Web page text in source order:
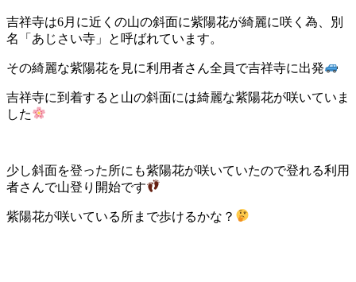
吉祥寺は6月に近くの山の斜面に紫陽花が綺麗に咲く為、別
名「あじさい寺」と呼ばれています。
その綺麗な紫陽花を見に利用者さん全員で吉祥寺に出発
吉祥寺に到着すると山の斜面には綺麗な紫陽花が咲いていま
した
少し斜面を登った所にも紫陽花が咲いていたので登れる利用
者さんで山登り開始です
紫陽花が咲いている所まで歩けるかな？